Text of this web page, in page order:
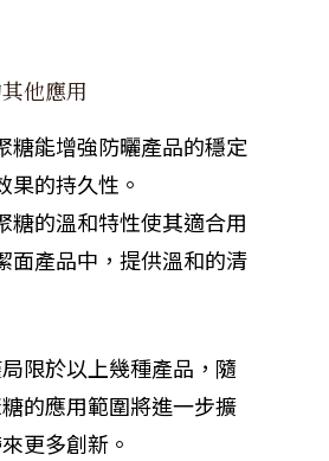
他應用
糖能增強防曬產品的穩定
果的持久性。
糖的溫和特性使其適合用
面產品中，提供溫和的清
限於以上幾種產品，隨
的應用範圍將進一步擴
更多創新。